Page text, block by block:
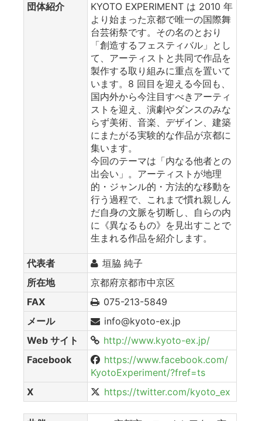
団体紹介
KYOTO EXPERIMENT は 2010 年
より始まった京都で唯一の国際舞
台芸術祭です。その名のとおり
「創造するフェスティバル」とし
て、アーティストと共同で作品を
製作する取り組みに重点を置いて
います。8 回目を迎える今回も、
国内外から今注目すべきアーティ
ストを迎え、演劇やダンスのみな
らず美術、音楽、デザイン、建築
にまたがる実験的な作品が京都に
集います。
今回のテーマは「内なる他者との
出会い」。アーティストが地理
的・ジャンル的・方法的な移動を
行う過程で、これまで慣れ親しん
だ自身の文脈を切断し、自らの内
に《異なるもの》を見出すことで
生まれる作品を紹介します。
代表者
垣脇 純子
所在地
京都府京都市中京区
FAX
075-213-5849
メール
info@kyoto-ex.jp
Web サイト
http://www.kyoto-ex.jp/
Facebook
https://www.facebook.com/
KyotoExperiment/?fref=ts
X
https://twitter.com/kyoto_ex